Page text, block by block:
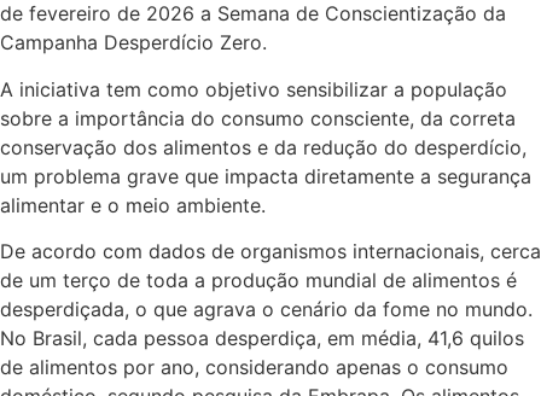
de fevereiro de 2026 a Semana de Conscientização da
Campanha Desperdício Zero.
A iniciativa tem como objetivo sensibilizar a população
sobre a importância do consumo consciente, da correta
conservação dos alimentos e da redução do desperdício,
um problema grave que impacta diretamente a segurança
alimentar e o meio ambiente.
De acordo com dados de organismos internacionais, cerca
de um terço de toda a produção mundial de alimentos é
desperdiçada, o que agrava o cenário da fome no mundo.
No Brasil, cada pessoa desperdiça, em média, 41,6 quilos
de alimentos por ano, considerando apenas o consumo